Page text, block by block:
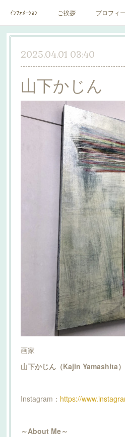
ｲﾝﾌｫﾒｰｼｮﾝ ご挨拶 プロフィ
作家一覧 絵里子画報
2025.04.01 03:40
山下かじん
画家
山下かじん（Kajin Yamashita）
Instagram： https://
～About Me～